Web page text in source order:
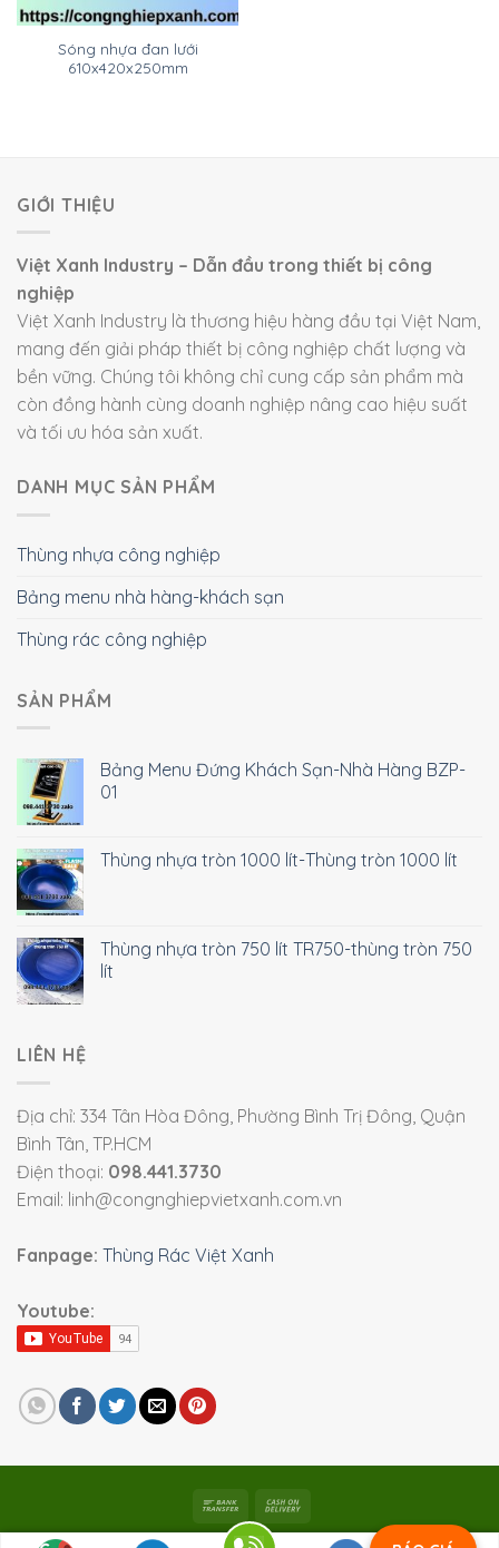
Sóng nhựa đan lưới
610x420x250mm
GIỚI THIỆU
Việt Xanh Industry – Dẫn đầu trong thiết bị công
nghiệp
Việt Xanh Industry là thương hiệu hàng đầu tại Việt Nam,
mang đến giải pháp thiết bị công nghiệp chất lượng và
bền vững. Chúng tôi không chỉ cung cấp sản phẩm mà
còn đồng hành cùng doanh nghiệp nâng cao hiệu suất
và tối ưu hóa sản xuất.
DANH MỤC SẢN PHẨM
Thùng nhựa công nghiệp
Bảng menu nhà hàng-khách sạn
Thùng rác công nghiệp
SẢN PHẨM
Bảng Menu Đứng Khách Sạn-Nhà Hàng BZP-
01
Thùng nhựa tròn 1000 lít-Thùng tròn 1000 lít
Thùng nhựa tròn 750 lít TR750-thùng tròn 750
lít
LIÊN HỆ
Địa chỉ: 334 Tân Hòa Đông, Phường Bình Trị Đông, Quận
Bình Tân, TP.HCM
Điện thoại: 098.441.3730
Email: linh@congnghiepvietxanh.com.vn
Fanpage: Thùng Rác Việt Xanh
Youtube:
Bản quyền 2026 © Viet Xanh Industry|Thiết bị công